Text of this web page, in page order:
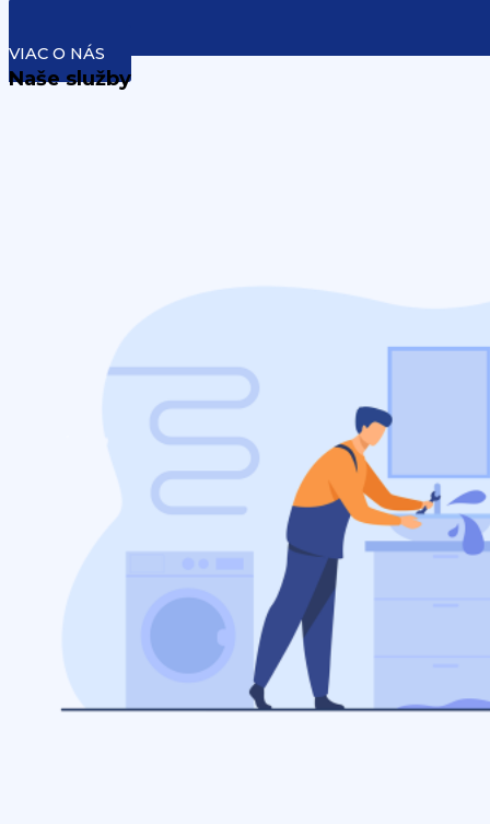
VIAC O NÁS
Naše služby